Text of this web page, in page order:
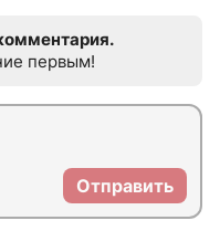
первым!
Отправить